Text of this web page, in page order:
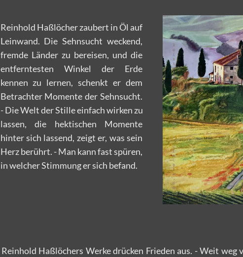
Reinhold Haßlöcher zaubert in Öl auf
Leinwand. Die Sehnsucht weckend,
fremde Länder zu bereisen, und die
entferntesten Winkel der Erde
kennen zu lernen, schenkt er dem
Betrachter Momente der Sehnsucht.
- Die Welt der Stille einfach wirken zu
lassen, die hektischen Momente
hinter sich lassend, zeigt er, was sein
Herz berührt. - Man kann fast spüren,
in welcher Stimmung er sich befand.
Reinhold Haßlöchers Werke drücken Frieden aus. - Weit weg